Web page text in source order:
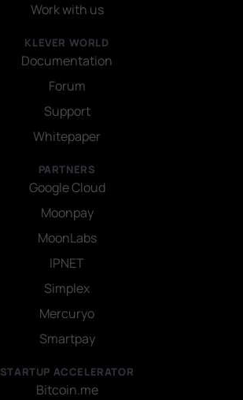
Work with us
KLEVER WORLD
Documentation
Forum
Support
Whitepaper
PARTNERS
Google Cloud
Moonpay
MoonLabs
IPNET
Simplex
Mercuryo
Smartpay
STARTUP ACCELERATOR
Bitcoin.me